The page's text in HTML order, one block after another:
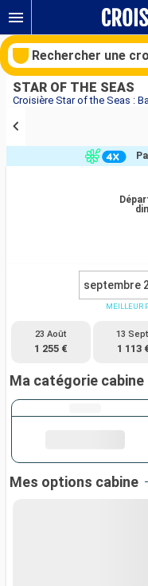
STAR OF THE SEAS
septembre
23 Août
1 255 €
MEILLEUR
13
1 113
Ma catégorie cabine
Mes options cabine
Rechercher une
Nos destinations